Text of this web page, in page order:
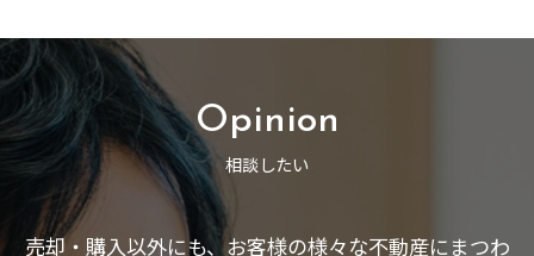
Opinion
相談したい
売却・購入以外にも、お客様の様々な不動産にまつわ